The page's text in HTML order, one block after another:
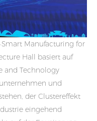
Manufacturing for
Hall basiert auf
and Technology
und
der Clustereffekt
eingehend